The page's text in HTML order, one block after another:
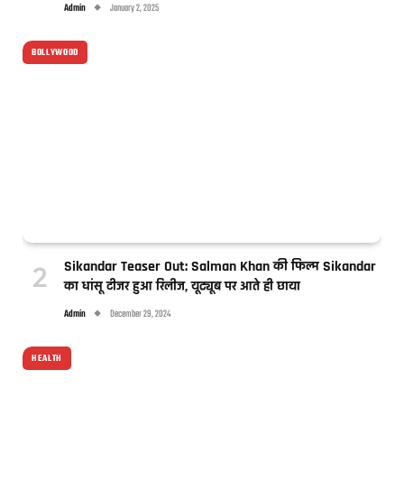
Admin January 2, 2025
BOLLYWOOD
Sikandar Teaser Out: Salman Khan की फिल्म Sikandar
का धांसू टीजर हुआ रिलीज, यूट्यूब पर आते ही छाया
Admin December 29, 2024
HEALTH